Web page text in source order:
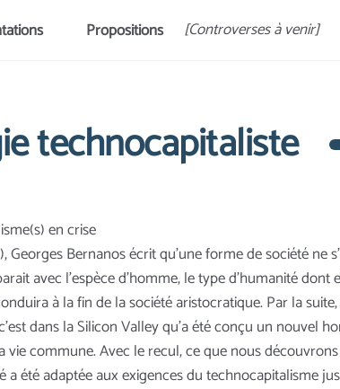
Propositions [Controverses à venir]
technocapitaliste
en crise
Bernanos écrit qu’une forme de société ne
avec l’espèce d’homme, le type d’humanité
à la fin de la société aristocratique. Par la
dans la Silicon Valley qu’a été conçu un nouvel
vie commune. Avec le recul, ce que nous
a été adaptée aux exigences du technocapitalisme